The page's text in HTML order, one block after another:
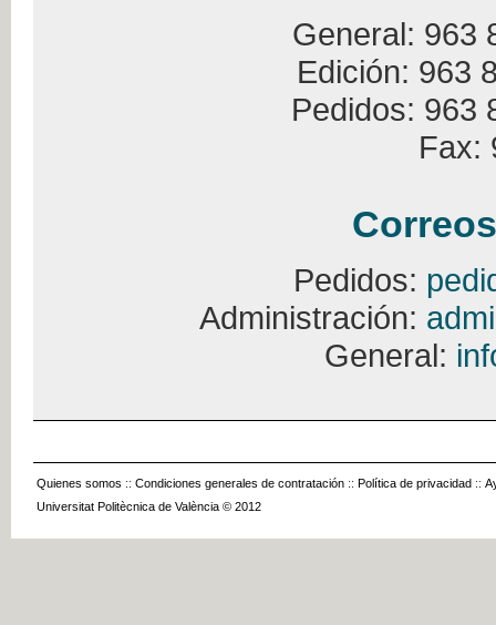
General: 963
Edición: 963
Pedidos: 963
Fax:
Pedidos:
Administración:
General:
Quienes somos :: Condiciones generales de contratación :: Política de privacidad ::
Universitat Politècnica de València © 2012